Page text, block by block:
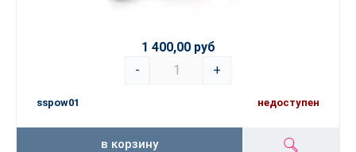
1 400,00 руб
-
+
sspow01 недоступен
в корзину